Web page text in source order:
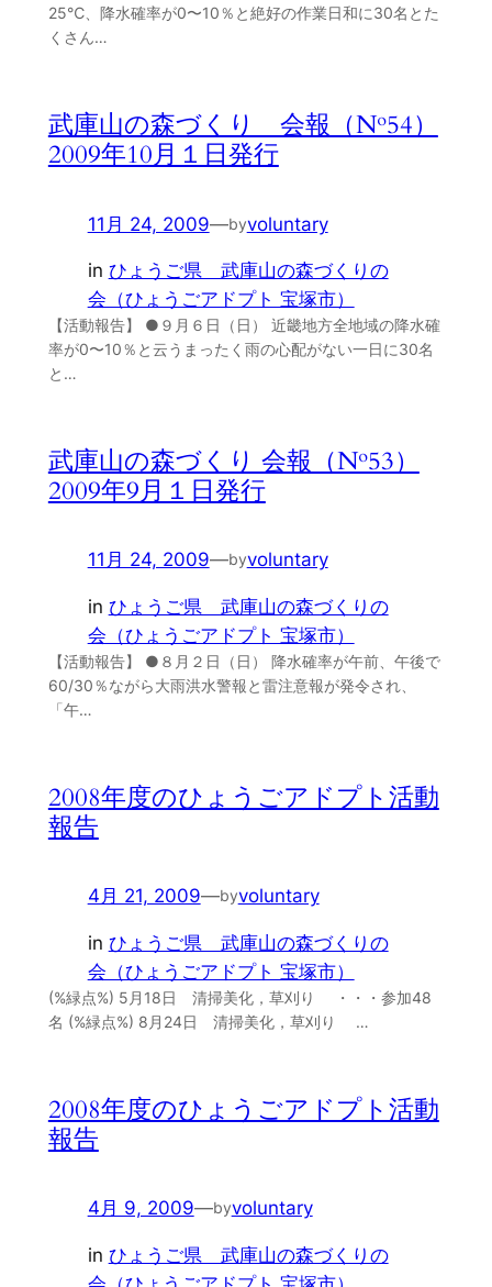
25℃、降水確率が0〜10％と絶好の作業日和に30名とた
くさん…
武庫山の森づくり 会報（№54）
2009年10月１日発行
11月 24, 2009—byvoluntary
in ひょうご県 武庫山の森づくりの
会（ひょうごアドプト 宝塚市）
【活動報告】 ●９月６日（日） 近畿地方全地域の降水確
率が0〜10％と云うまったく雨の心配がない一日に30名
と…
武庫山の森づくり 会報（№53）
2009年9月１日発行
11月 24, 2009—byvoluntary
in ひょうご県 武庫山の森づくりの
会（ひょうごアドプト 宝塚市）
【活動報告】 ●８月２日（日） 降水確率が午前、午後で
60/30％ながら大雨洪水警報と雷注意報が発令され、
「午…
2008年度のひょうごアドプト活動
報告
4月 21, 2009—byvoluntary
in ひょうご県 武庫山の森づくりの
会（ひょうごアドプト 宝塚市）
(%緑点%) 5月18日 清掃美化，草刈り ・・・参加48
名 (%緑点%) 8月24日 清掃美化，草刈り …
2008年度のひょうごアドプト活動
報告
4月 9, 2009—byvoluntary
in ひょうご県 武庫山の森づくりの